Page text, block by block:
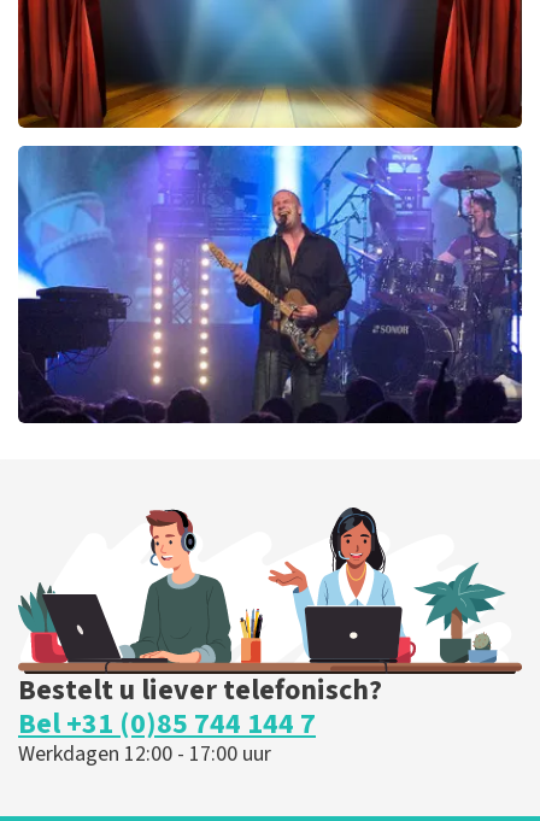
40 45 De Musical
290laatste 30 minuten
BESTEL NU
BESTEL NU
Bestelt u liever telefonisch?
Bel +31 (0)85 744 144 7
Werkdagen 12:00 - 17:00 uur